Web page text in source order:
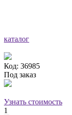
каталог
Код: 36985
Под заказ
Узнать стоимость
1